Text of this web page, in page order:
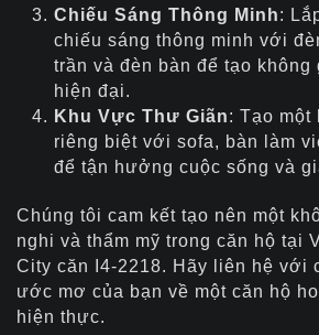
Chiếu Sáng Thông Minh:
chiếu sáng thông minh với
trần và đèn bàn để tạo không
hiện đại.
Khu Vực Thư Giãn: Tạo một
riêng biệt với sofa, bàn làm
để tận hưởng cuộc sống và
Chúng tôi cam kết tạo nên một
nghi và thẩm mỹ trong căn hộ tại
City căn I4-2218. Hãy liên hệ với
ước mơ của bạn về một căn hộ
hiện thực.